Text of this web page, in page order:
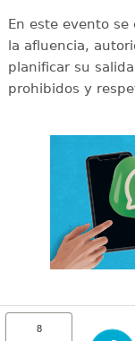
En este evento
la afluencia,
planificar su
prohibidos y
8